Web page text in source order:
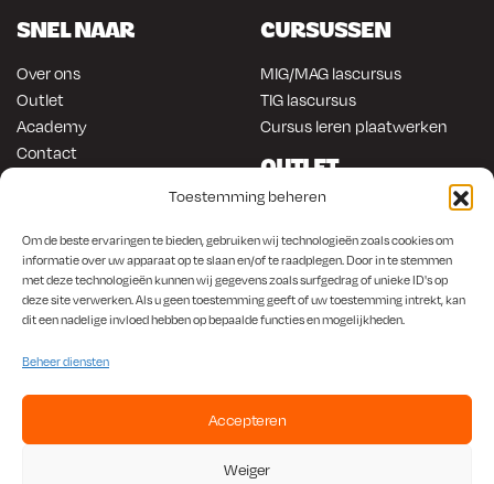
Toestemming beheren
Om de beste ervaringen te bieden, gebruiken wij technologieën zoals cookies om
informatie over uw apparaat op te slaan en/of te raadplegen. Door in te stemmen
met deze technologieën kunnen wij gegevens zoals surfgedrag of unieke ID's op
deze site verwerken. Als u geen toestemming geeft of uw toestemming intrekt, kan
dit een nadelige invloed hebben op bepaalde functies en mogelijkheden.
Beheer diensten
Accepteren
Weiger
SNEL NAAR
Over ons
Outlet
Academy
Contact
ONLINE KOPEN
Lasapparatuur
Anti-roest producten
Werkplaats en automotive
Autorestauratie en plaatwerk
CURSUSSEN
MIG/MAG lascursus
TIG lascursus
Cursus leren plaatwerken
OUTLET
Gereedschap
Om en in de auto werken
Lasapparatuur
Overige producten